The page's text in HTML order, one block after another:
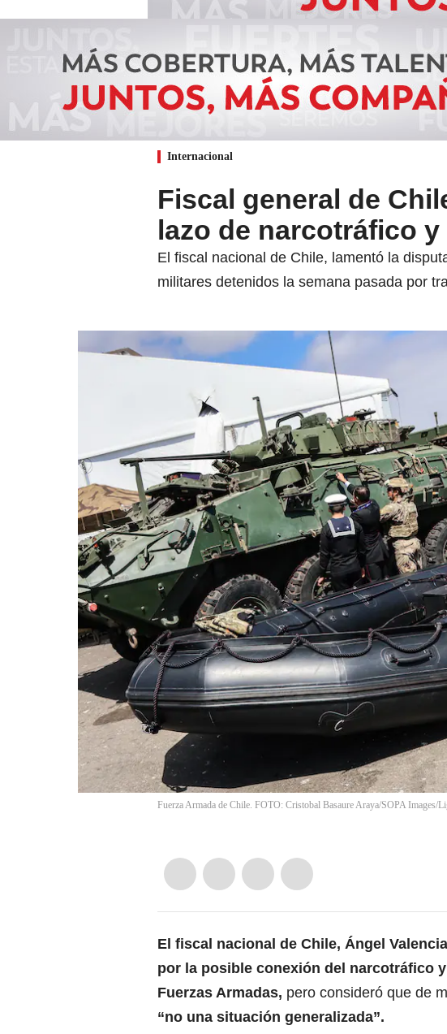
Internacional
Fiscal general de
lazo de narcotráfico
El fiscal nacional de Chile, lamentó la
militares detenidos la semana pasada por
Fuerza Armada de Chile. FOTO: Cristobal Basaure Araya/SOPA Images/
El fiscal nacional de Chile, Ángel
por la posible conexión del narcotráfico
Fuerzas Armadas, pero consideró que de
“no una situación generalizada”.